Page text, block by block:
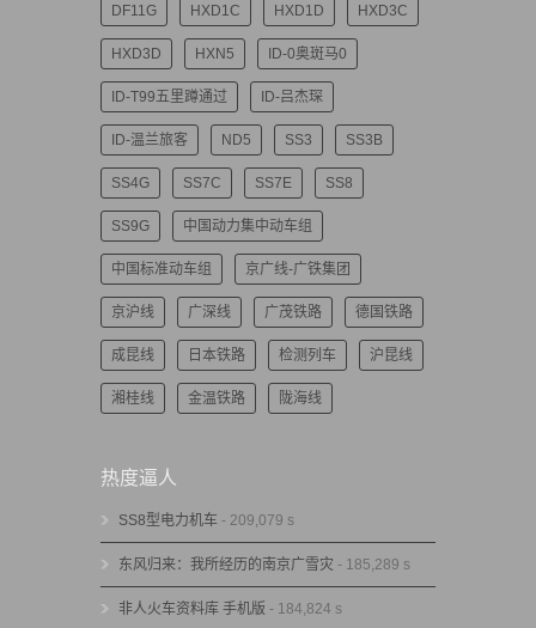
DF11G HXD1C HXD1D HXD3C
HXD3D HXN5 ID-0奥斑马0
ID-T99五里蹲通过 ID-吕杰琛
ID-温兰旅客 ND5 SS3 SS3B
SS4G SS7C SS7E SS8
SS9G 中国动力集中动车组
中国标准动车组 京广线-广铁集团
京沪线 广深线 广茂铁路 德国铁路
成昆线 日本铁路 检测列车 沪昆线
湘桂线 金温铁路 陇海线
热度逼人
SS8型电力机车 - 209,079 s
东风归来：我所经历的南京广雪灾 - 185,289 s
非人火车资料库 手机版 - 184,824 s